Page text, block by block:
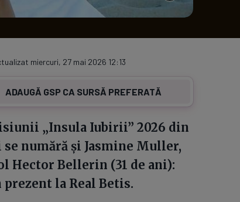
miercuri, 27 mai 2026 12:13
ADAUGĂ GSP CA SURSĂ PREFERATĂ
„Insula Iubirii” 2026 din
numără și Jasmine Muller,
Hector Bellerin (31 de ani):
la Real Betis.